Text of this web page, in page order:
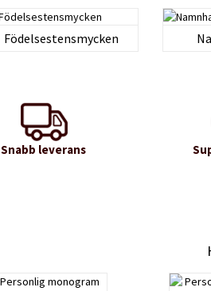
Födelsestensmycken
Snabb leverans